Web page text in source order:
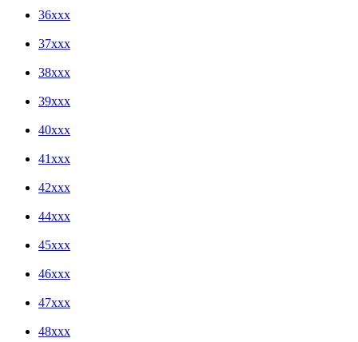
36xxx
37xxx
38xxx
39xxx
40xxx
41xxx
42xxx
44xxx
45xxx
46xxx
47xxx
48xxx